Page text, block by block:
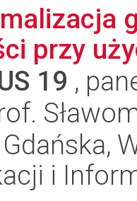
przy
19 ,
i